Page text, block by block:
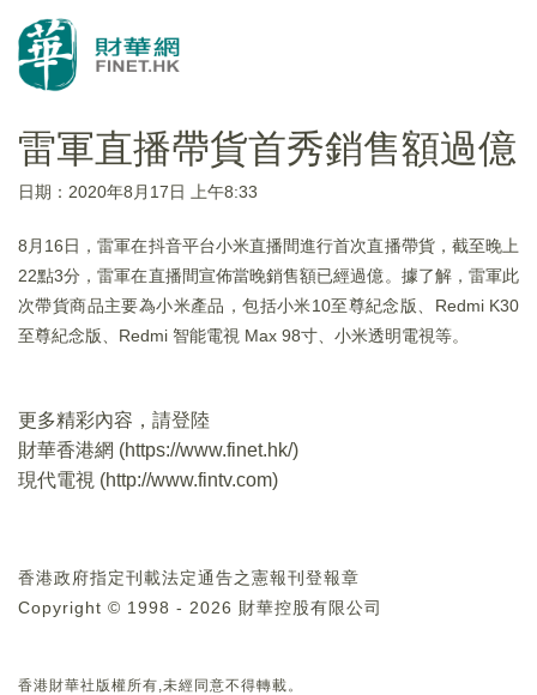
雷軍直播帶貨首秀銷售額過億
日期：2020年8月17日 上午8:33
8月16日，雷軍在抖音平台小米直播間進行首次直播帶貨，截至晚上
22點3分，雷軍在直播間宣佈當晚銷售額已經過億。據了解，雷軍此
次帶貨商品主要為小米產品，包括小米10至尊紀念版、Redmi K30
至尊紀念版、Redmi 智能電視 Max 98寸、小米透明電視等。
更多精彩內容，請登陸
財華香港網 (https://www.finet.hk/)
現代電視 (http://www.fintv.com)
香港政府指定刊載法定通告之憲報刊登報章
Copyright © 1998 - 2026 財華控股有限公司
香港財華社版權所有,未經同意不得轉載。